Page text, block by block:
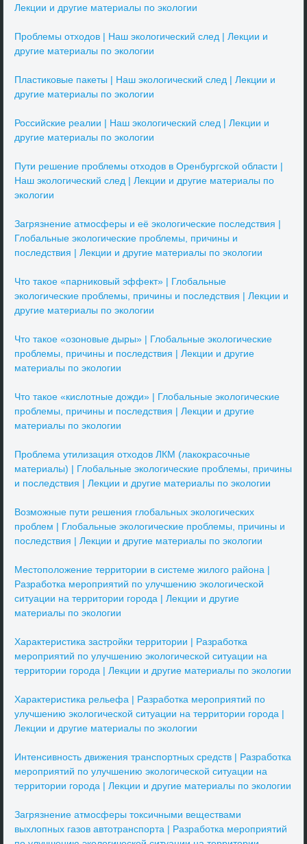
Лекции и другие материалы по экологии
Проблемы отходов | Наш экологический след | Лекции и
другие материалы по экологии
Пластиковые пакеты | Наш экологический след | Лекции и
другие материалы по экологии
Российские реалии | Наш экологический след | Лекции и
другие материалы по экологии
Пути решение проблемы отходов в Оренбургской области |
Наш экологический след | Лекции и другие материалы по
экологии
Загрязнение атмосферы и её экологические последствия |
Глобальные экологические проблемы, причины и
последствия | Лекции и другие материалы по экологии
Что такое «парниковый эффект» | Глобальные
экологические проблемы, причины и последствия | Лекции и
другие материалы по экологии
Что такое «озоновые дыры» | Глобальные экологические
проблемы, причины и последствия | Лекции и другие
материалы по экологии
Что такое «кислотные дожди» | Глобальные экологические
проблемы, причины и последствия | Лекции и другие
материалы по экологии
Проблема утилизация отходов ЛКМ (лакокрасочные
материалы) | Глобальные экологические проблемы, причины
и последствия | Лекции и другие материалы по экологии
Возможные пути решения глобальных экологических
проблем | Глобальные экологические проблемы, причины и
последствия | Лекции и другие материалы по экологии
Местоположение территории в системе жилого района |
Разработка мероприятий по улучшению экологической
ситуации на территории города | Лекции и другие
материалы по экологии
Характеристика застройки территории | Разработка
мероприятий по улучшению экологической ситуации на
территории города | Лекции и другие материалы по экологии
Характеристика рельефа | Разработка мероприятий по
улучшению экологической ситуации на территории города |
Лекции и другие материалы по экологии
Интенсивность движения транспортных средств | Разработка
мероприятий по улучшению экологической ситуации на
территории города | Лекции и другие материалы по экологии
Загрязнение атмосферы токсичными веществами
выхлопных газов автотранспорта | Разработка мероприятий